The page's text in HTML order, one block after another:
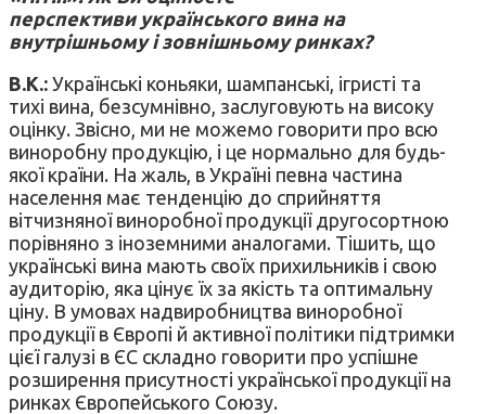
перспективи українського вина на
внутрішньому і зовнішньому ринках?
В.К.: Українські коньяки, шампанські, ігристі та
тихі вина, безсумнівно, заслуговують на високу
оцінку. Звісно, ми не можемо говорити про всю
виноробну продукцію, і це нормально для будь-
якої країни. На жаль, в Україні певна частина
населення має тенденцію до сприйняття
вітчизняної виноробної продукції другосортною
порівняно з іноземними аналогами. Тішить, що
українські вина мають своїх прихильників і свою
аудиторію, яка цінує їх за якість та оптимальну
ціну. В умовах надвиробництва виноробної
продукції в Європі й активної політики підтримки
цієї галузі в ЄС складно говорити про успішне
розширення присутності української продукції на
ринках Європейського Союзу.